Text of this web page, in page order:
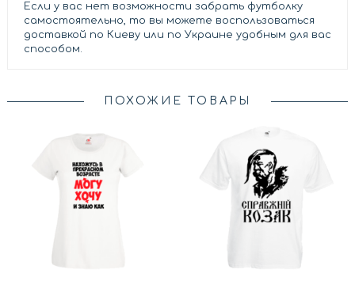
Если у вас нет возможности забрать футболку
самостоятельно, то вы можете воспользоваться
доставкой по Киеву или по Украине удобным для вас
способом.
ПОХОЖИЕ ТОВАРЫ